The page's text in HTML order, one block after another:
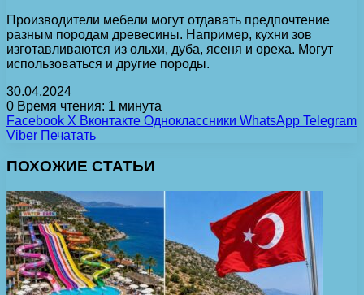
Производители мебели могут отдавать предпочтение
разным породам древесины. Например, кухни зов
изготавливаются из ольхи, дуба, ясеня и ореха. Могут
использоваться и другие породы.
30.04.2024
0 Время чтения: 1 минута
Facebook X Вконтакте Одноклассники WhatsApp Telegram
Viber Печатать
ПОХОЖИЕ СТАТЬИ